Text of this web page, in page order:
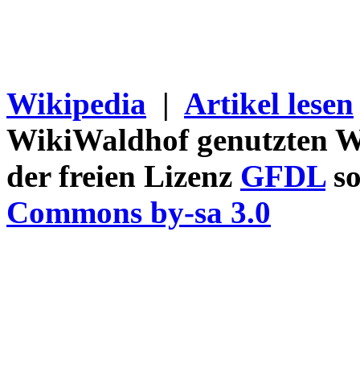
Wikipedia | Artikel lesen
WikiWaldhof genutzten
der freien Lizenz GFDL
Commons by-sa 3.0